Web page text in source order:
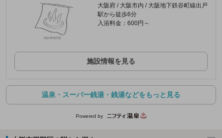
大阪府 / 大阪市内 / 大阪地下鉄谷町線出戸
駅から徒歩6分
入浴料金：600円～
施設情報を見る
温泉・スーパー銭湯・銭湯などをもっと見る
Powered by